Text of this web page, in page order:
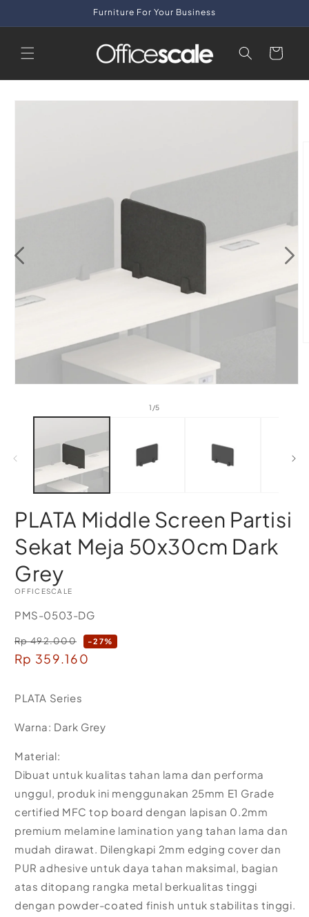
Furniture For Your Business
Cart
Skip to
1 /of
5
PLATA Middle Screen Partisi
Sekat Meja 50x30cm Dark
Grey
OFFICESCALE
SKU:
PMS-0503-DG
Regular
price
Rp 492.000 -27%
Sale
Rp 359.160
PLATA Series
Warna: Dark Grey
Material:
Dibuat untuk kualitas tahan lama dan performa
unggul, produk ini menggunakan 25mm E1 Grade
certified MFC top board dengan lapisan 0.2mm
premium melamine lamination yang tahan lama dan
mudah dirawat. Dilengkapi 2mm edging cover dan
PUR adhesive untuk daya tahan maksimal, bagian
atas ditopang rangka metal berkualitas tinggi
dengan powder-coated finish untuk stabilitas tinggi.